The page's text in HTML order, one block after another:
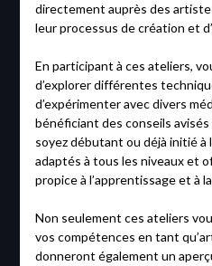
directement auprès des
leur processus de création et
En participant à ces ateliers,
d’explorer différentes
d’expérimenter avec divers
bénéficiant des conseils
soyez débutant ou déjà initié
adaptés à tous les niveaux et
propice à l’apprentissage et à
Non seulement ces ateliers
vos compétences en tant
donneront également un